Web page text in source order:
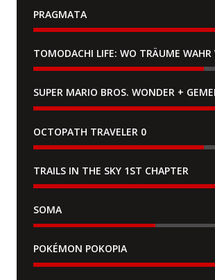
PRAGMATA
TOMODACHI LIFE: WO TRÄUME WAHR
OCTOPATH TRAVELER 0
TRAILS IN THE SKY 1ST CHAPTER
SOMA
POKÉMON POKOPIA